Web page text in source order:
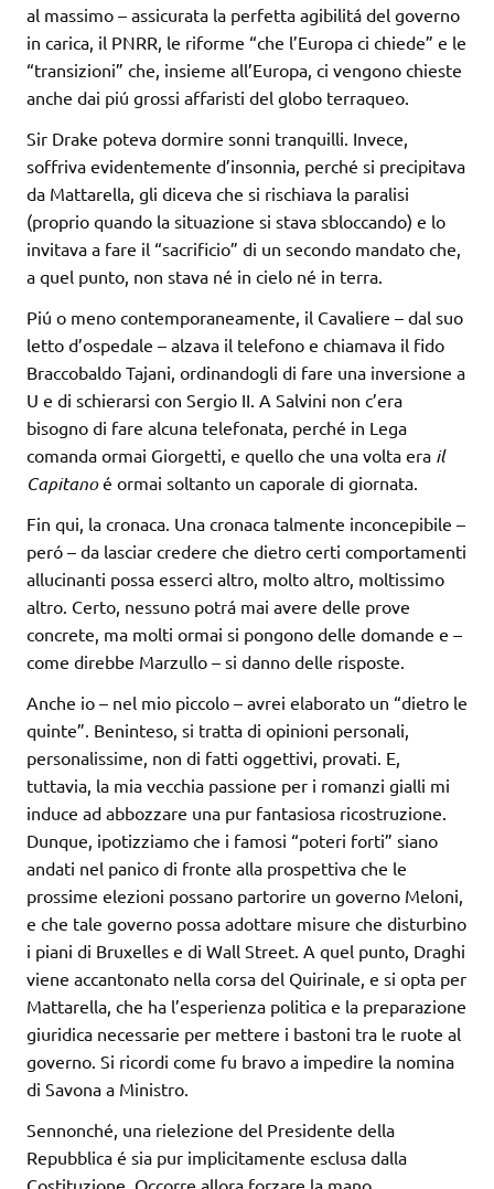
al massimo – assicurata la perfetta agibilitá del governo
in carica, il PNRR, le riforme “che l’Europa ci chiede” e le
“transizioni” che, insieme all’Europa, ci vengono chieste
anche dai piú grossi affaristi del globo terraqueo.
Sir Drake poteva dormire sonni tranquilli. Invece,
soffriva evidentemente d’insonnia, perché si precipitava
da Mattarella, gli diceva che si rischiava la paralisi
(proprio quando la situazione si stava sbloccando) e lo
invitava a fare il “sacrificio” di un secondo mandato che,
a quel punto, non stava né in cielo né in terra.
Piú o meno contemporaneamente, il Cavaliere – dal suo
letto d’ospedale – alzava il telefono e chiamava il fido
Braccobaldo Tajani, ordinandogli di fare una inversione a
U e di schierarsi con Sergio II. A Salvini non c’era
bisogno di fare alcuna telefonata, perché in Lega
comanda ormai Giorgetti, e quello che una volta era il
Capitanoé ormai soltanto un caporale di giornata.
Fin qui, la cronaca. Una cronaca talmente inconcepibile –
peró – da lasciar credere che dietro certi comportamenti
allucinanti possa esserci altro, molto altro, moltissimo
altro. Certo, nessuno potrá mai avere delle prove
concrete, ma molti ormai si pongono delle domande e –
come direbbe Marzullo – si danno delle risposte.
Anche io – nel mio piccolo – avrei elaborato un “dietro le
quinte”. Beninteso, si tratta di opinioni personali,
personalissime, non di fatti oggettivi, provati. E,
tuttavia, la mia vecchia passione per i romanzi gialli mi
induce ad abbozzare una pur fantasiosa ricostruzione.
Dunque, ipotizziamo che i famosi “poteri forti” siano
andati nel panico di fronte alla prospettiva che le
prossime elezioni possano partorire un governo Meloni,
e che tale governo possa adottare misure che disturbino
i piani di Bruxelles e di Wall Street. A quel punto, Draghi
viene accantonato nella corsa del Quirinale, e si opta per
Mattarella, che ha l’esperienza politica e la preparazione
giuridica necessarie per mettere i bastoni tra le ruote al
governo. Si ricordi come fu bravo a impedire la nomina
di Savona a Ministro.
Sennonché, una rielezione del Presidente della
Repubblica é sia pur implicitamente esclusa dalla